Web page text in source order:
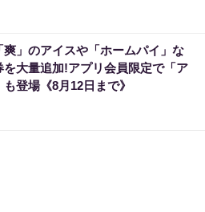
爽」のアイスや「ホームパイ」な
を大量追加!アプリ会員限定で「ア
登場《8月12日まで》